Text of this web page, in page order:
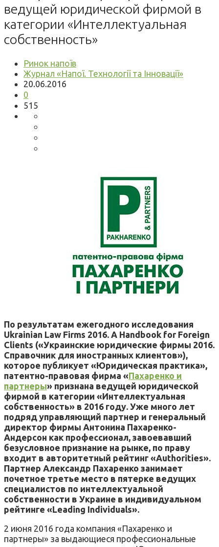
ведущей юридической фирмой в
категории «Интеллектуальная
собственность»
Ринок напоїв
Журнал «Напої. Технології та Інновації»
20.06.2016
0
515
По результатам ежегодного исследования
Ukrainian Law Firms 2016. A Handbook for Foreign
Clients («Украинские юридические фирмы 2016.
Справочник для иностранных клиентов»),
которое публикует «Юридическая практика»,
патентно-правовая фирма «Пахаренко и
партнеры» признана ведущей юридической
фирмой в категории «Интеллектуальная
собственность» в 2016 году. Уже много лет
подряд управляющий партнер и генеральный
директор фирмы Антонина Пахаренко-
Андерсон как профессионал, завоевавший
безусловное признание на рынке, по праву
входит в авторитетный рейтинг «Authorities».
Партнер Александр Пахаренко занимает
почетное третье место в пятерке ведущих
специалистов по интеллектуальной
собственности в Украине в индивидуальном
рейтинге «Leading Individuals».
2 июня 2016 года компания «Пахаренко и
партнеры» за выдающиеся профессиональные